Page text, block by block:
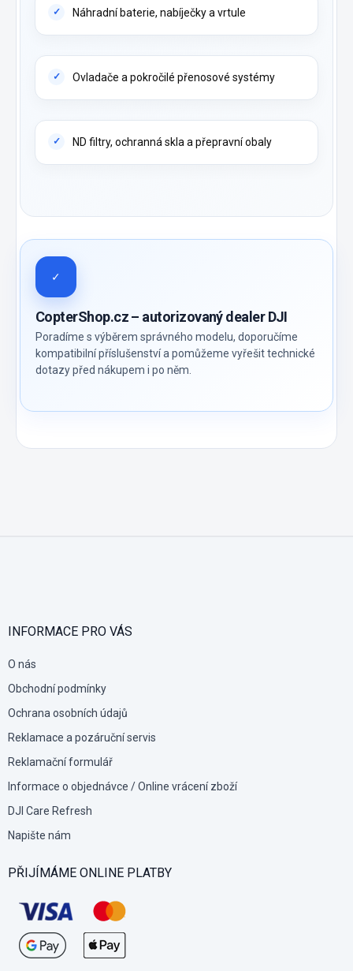
Náhradní baterie, nabíječky a vrtule
Ovladače a pokročilé přenosové systémy
ND filtry, ochranná skla a přepravní obaly
✓
CopterShop.cz – autorizovaný dealer DJI
Poradíme s výběrem správného modelu, doporučíme
kompatibilní příslušenství a pomůžeme vyřešit technické
dotazy před nákupem i po něm.
INFORMACE PRO VÁS
O nás
Obchodní podmínky
Ochrana osobních údajů
Reklamace a pozáruční servis
Reklamační formulář
Informace o objednávce / Online vrácení zboží
DJI Care Refresh
Napište nám
PŘIJÍMÁME ONLINE PLATBY